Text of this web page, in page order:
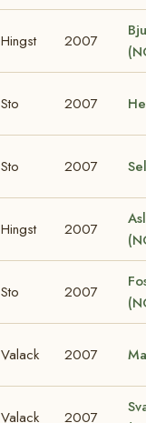
Hingst 2007
Sto 2007
Sto 2007
Hingst 2007
Sto 2007
Valack 2007
Valack 2007